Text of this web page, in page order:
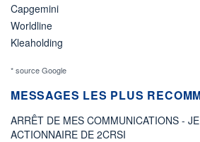
Capgemini
Worldline
Kleaholding
* source Google
MESSAGES LES PLUS
ARRÊT DE MES COMMUNICATIONS -
ACTIONNAIRE DE 2CRSI